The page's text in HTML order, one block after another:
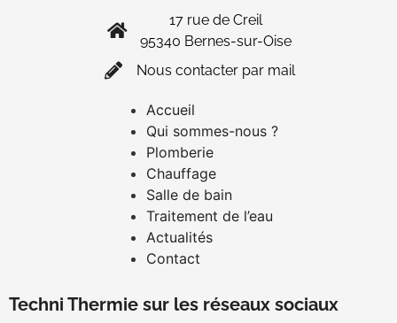
17 rue de Creil
95340 Bernes-sur-Oise
Nous contacter par mail
Accueil
Qui sommes-nous ?
Plomberie
Chauffage
Salle de bain
Traitement de l’eau
Actualités
Contact
Techni Thermie sur les réseaux sociaux